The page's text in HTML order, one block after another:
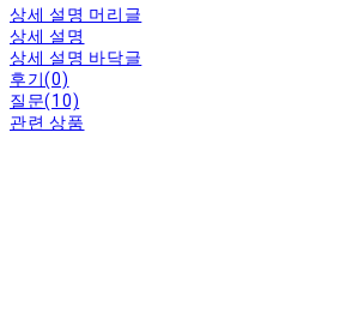
상세 설명 머리글
상세 설명
상세 설명 바닥글
후기(0)
질문(10)
관련 상품